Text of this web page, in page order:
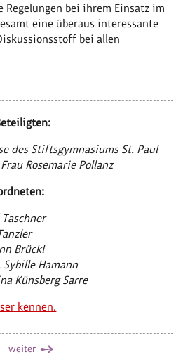
Regelungen bei ihrem Einsatz im
eine überaus interessante
bei allen
des Stiftsgymnasiums St. Paul
Rosemarie Pollanz
Brückl
Sybille Hamann
Künsberg Sarre
kennen.
weiter